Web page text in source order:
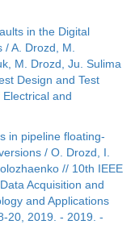
in the Digital
/ A. Drozd, M.
M. Drozd, Ju. Sulima
Design and Test
and
in pipeline floating-
/ O. Drozd, I.
// 10th IEEE
Acquisition and
and Applications
20, 2019. - 2019. -